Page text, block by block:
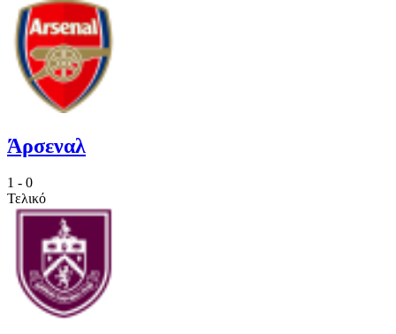
Άρσεναλ
1 - 0
Τελικό